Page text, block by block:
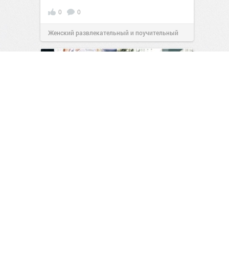
0 0
Женский развлекательный и поучительный
сайт.23:40Вчера